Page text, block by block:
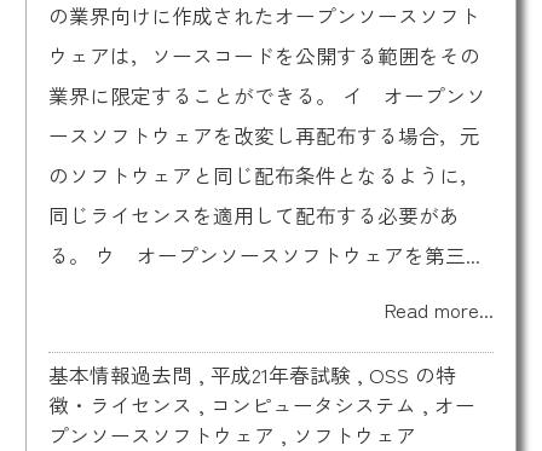
の業界向けに作成されたオープンソースソフト
ウェアは，ソースコードを公開する範囲をその
業界に限定することができる。 イ オープンソ
ースソフトウェアを改変し再配布する場合，元
のソフトウェアと同じ配布条件となるように，
同じライセンスを適用して配布する必要があ
る。 ウ オープンソースソフトウェアを第三...
Read more...
基本情報過去問 , 平成21年春試験 , OSS の特
徴・ライセンス , コンピュータシステム , オー
プンソースソフトウェア , ソフトウェア